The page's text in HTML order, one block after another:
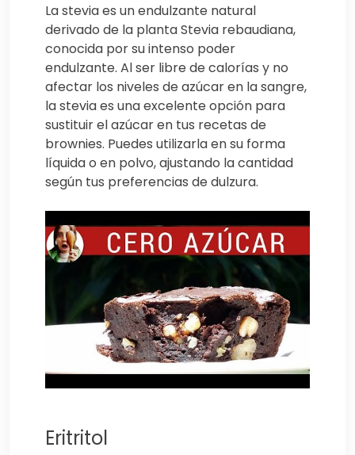
La stevia es un endulzante natural
derivado de la planta Stevia rebaudiana,
conocida por su intenso poder
endulzante. Al ser libre de calorías y no
afectar los niveles de azúcar en la sangre,
la stevia es una excelente opción para
sustituir el azúcar en tus recetas de
brownies. Puedes utilizarla en su forma
líquida o en polvo, ajustando la cantidad
según tus preferencias de dulzura.
Eritritol